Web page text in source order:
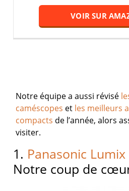
VOIR SUR
Notre équipe a aussi révisé
caméscopes et les meilleurs
compacts de l’année, alors
visiter.
1. Panasonic Lumix
Notre coup de